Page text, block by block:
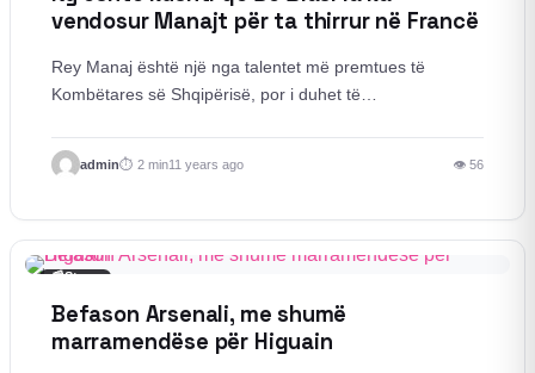
vendosur Manajt për ta thirrur në Francë
Rey Manaj është një nga talentet më premtues të
Kombëtares së Shqipërisë, por i duhet të…
admin 2 min11 years ago 👁 56
📰Story
Befason Arsenali, me shumë
marramendëse për Higuain